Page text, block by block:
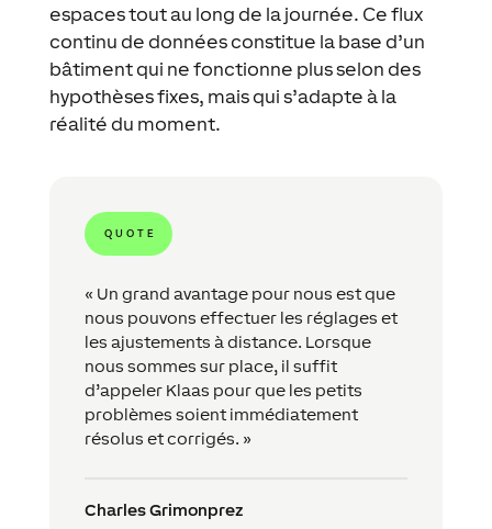
espaces tout au long de la journée. Ce flux
continu de données constitue la base d’un
bâtiment qui ne fonctionne plus selon des
hypothèses fixes, mais qui s’adapte à la
réalité du moment.
QUOTE
« Un grand avantage pour nous est que
nous pouvons effectuer les réglages et
les ajustements à distance. Lorsque
nous sommes sur place, il suffit
d’appeler Klaas pour que les petits
problèmes soient immédiatement
résolus et corrigés. »
Charles Grimonprez